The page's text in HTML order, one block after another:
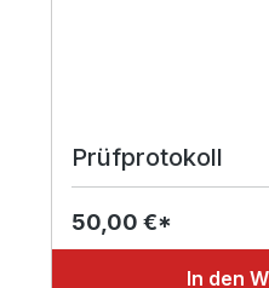
Prüfprotokoll
50,00 €*
In den